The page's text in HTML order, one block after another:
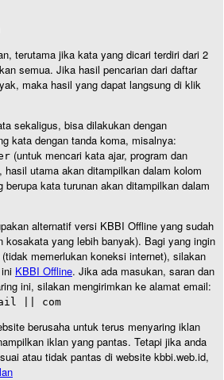
terutama jika kata yang dicari terdiri dari 2
semua. Jika hasil pencarian dari daftar
maka hasil yang dapat langsung di klik
sekaligus, bisa dilakukan dengan
kata dengan tanda koma, misalnya:
(untuk mencari kata ajar, program dan
utama akan ditampilkan dalam kolom
kata turunan akan ditampilkan dalam
alternatif versi KBBI Offline yang sudah
kosakata yang lebih banyak). Bagi yang ingin
memerlukan koneksi internet), silakan
KBBI Offline. Jika ada masukan, saran dan
ini, silakan mengirimkan ke alamat email:
|| com
berusaha untuk terus menyaring iklan
iklan yang pantas. Tetapi jika anda
atau tidak pantas di website kbbi.web.id,